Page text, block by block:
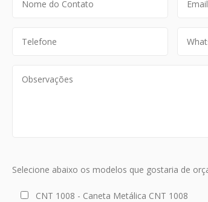
Selecione abaixo os modelos que gostaria de
CNT 1008 - Caneta Metálica CNT 1008